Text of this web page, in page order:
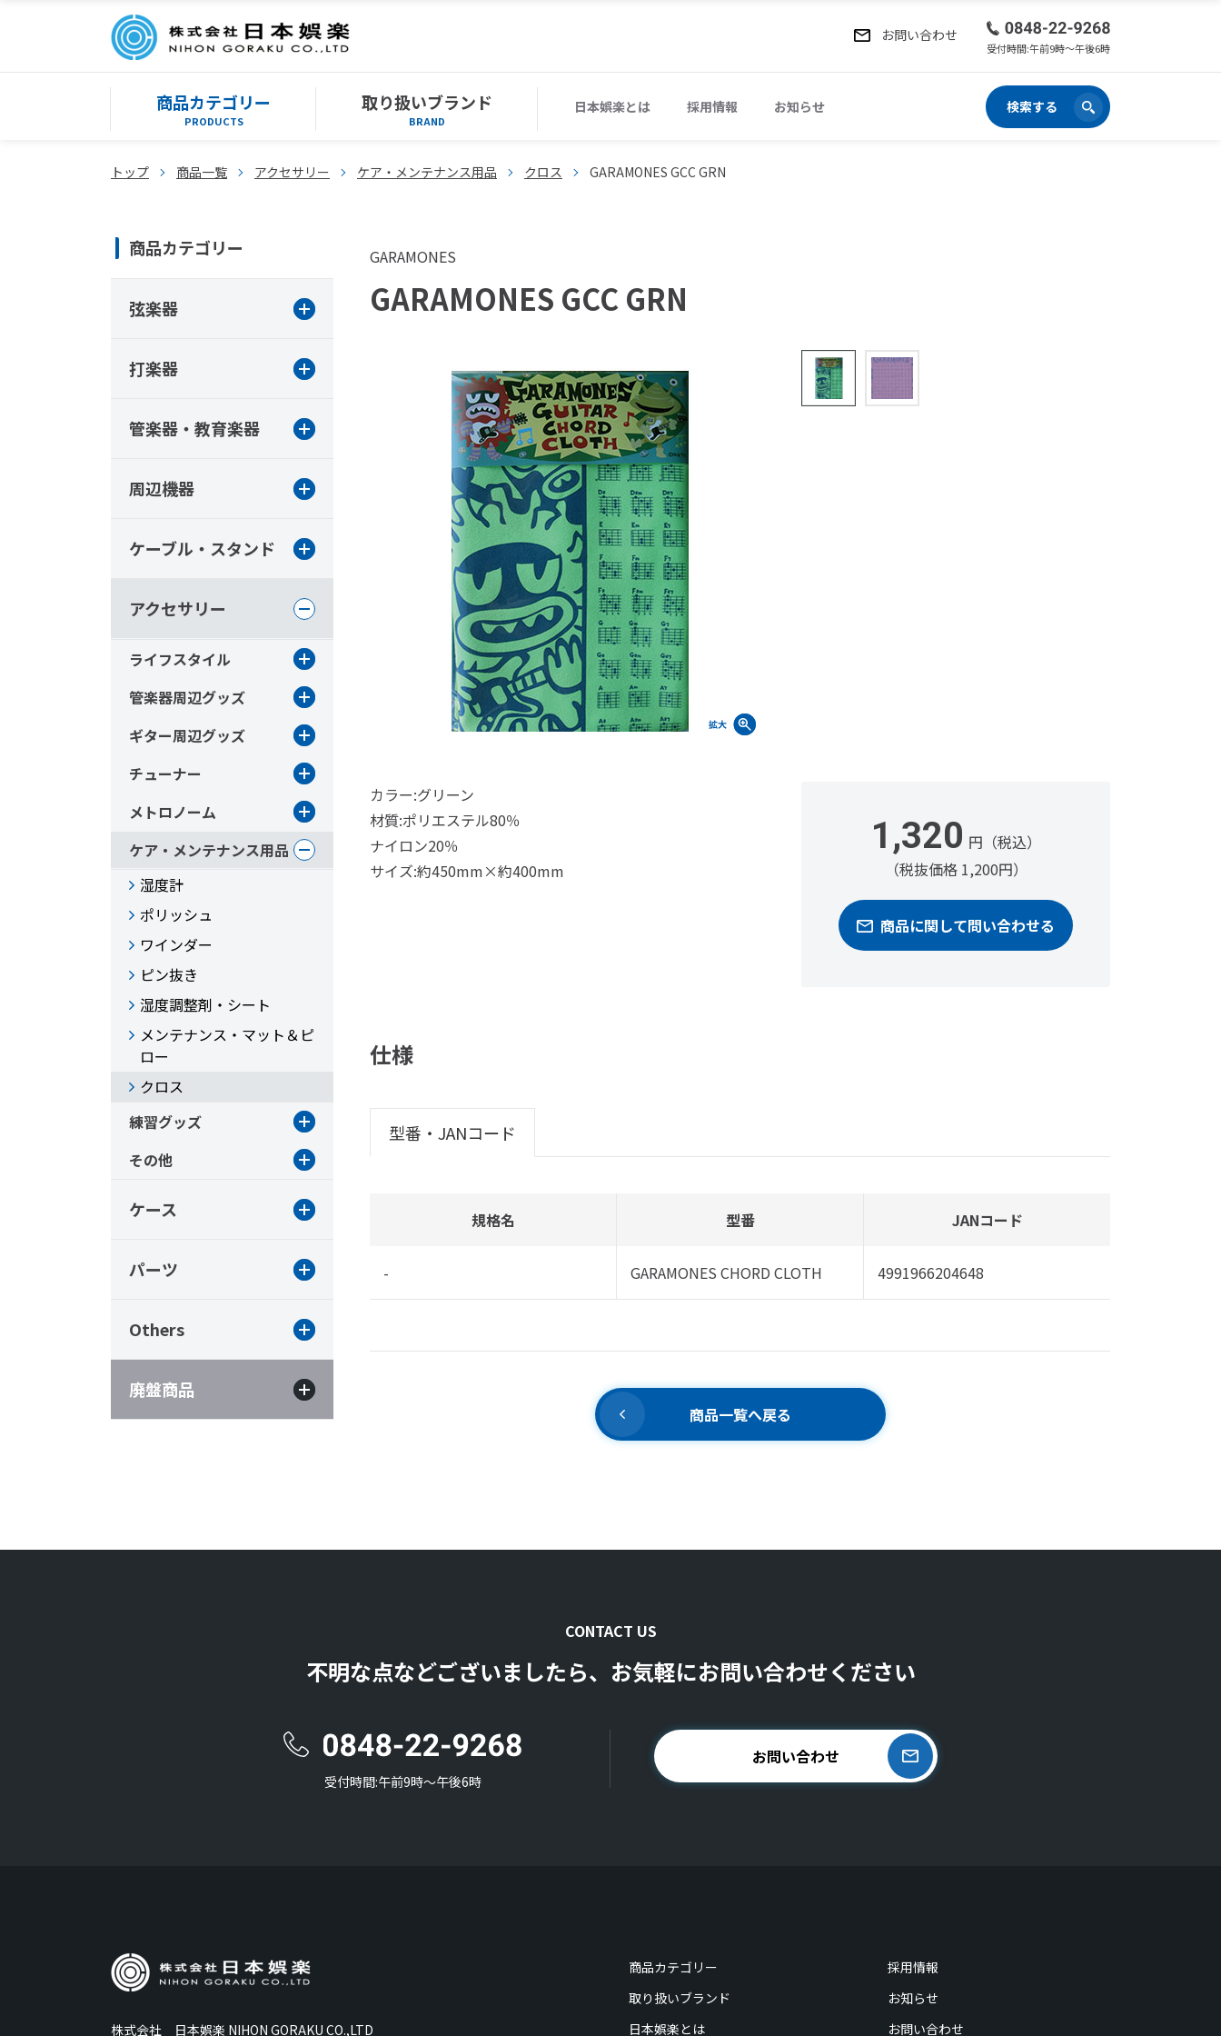
お問い合わせ
受付時間:午前9時〜午後6時
商品カテゴリー
PRODUCTS
取り扱いブランド
BRAND
日本娯楽とは 採用情報 お知らせ 検索する
トップ 商品一覧 アクセサリー ケア・メンテナンス用品 クロス GARAMONES GCC GRN
GARAMONES
GARAMONES GCC GRN
カラー:グリーン
材質:ポリエステル80％
ナイロン20％
サイズ:約450mm×約400mm
1,320 円（税込）
（税抜価格 1,200円）
商品に関して問い合わせる
仕様
型番・JANコード
規格名 型番 JANコード
- GARAMONES CHORD CLOTH 4991966204648
商品一覧へ戻る
商品カテゴリー
弦楽器
打楽器
管楽器・教育楽器
周辺機器
ケーブル・スタンド
アクセサリー
ライフスタイル
管楽器周辺グッズ
ギター周辺グッズ
チューナー
メトロノーム
ケア・メンテナンス用品
湿度計
ポリッシュ
ワインダー
ピン抜き
湿度調整剤・シート
メンテナンス・マット＆ピ
ロー
クロス
練習グッズ
その他
ケース
パーツ
Others
廃盤商品
CONTACT US
不明な点などございましたら、お気軽にお問い合わせください
受付時間:午前9時〜午後6時
お問い合わせ
株式会社 日本娯楽 NIHON GORAKU CO.,LTD
商品カテゴリー
採用情報
取り扱いブランド
お知らせ
日本娯楽とは
お問い合わせ